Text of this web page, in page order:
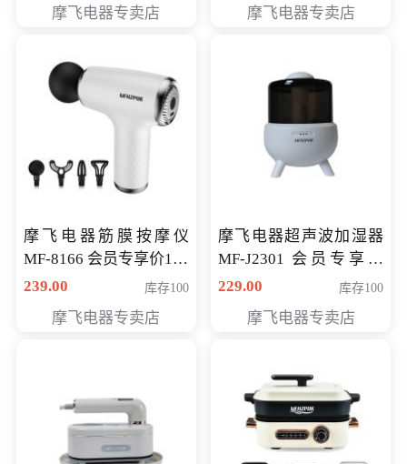
摩飞电器专卖店 摩飞电器专卖店
摩飞电器筋膜按摩仪
MF-8166 会员专享价168
元
239.00 库存100
摩飞电器专卖店
摩飞电器超声波加湿器
MF-J2301 会员专享价
168元
229.00 库存100
摩飞电器专卖店